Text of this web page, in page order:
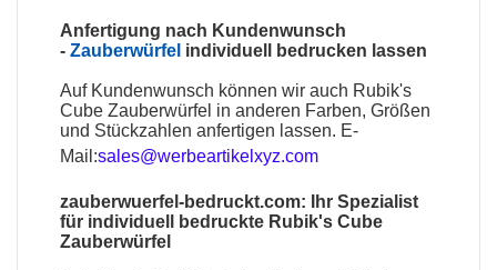
Anfertigung nach Kundenwunsch
-Zauberwürfel individuell bedrucken lassen
Auf Kundenwunsch können wir auch Rubik's
Cube Zauberwürfel in anderen Farben, Größen
und Stückzahlen anfertigen lassen. E-
Mail:sales@werbeartikelxyz.com
zauberwuerfel-bedruckt.com: Ihr Spezialist
für individuell bedruckte Rubik's Cube
Zauberwürfel